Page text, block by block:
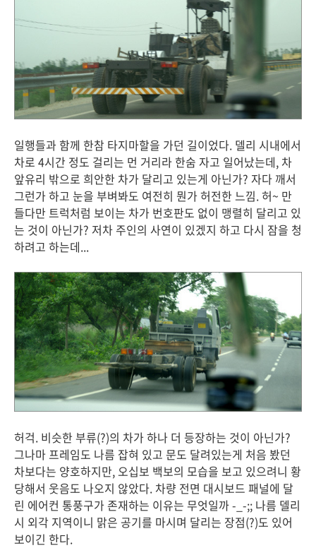
일행들과 함께 한참 타지마할을 가던 길이었다. 델리 시내에서
차로 4시간 정도 걸리는 먼 거리라 한숨 자고 일어났는데, 차
앞유리 밖으로 희안한 차가 달리고 있는게 아닌가? 자다 깨서
그런가 하고 눈을 부벼봐도 여전히 뭔가 허전한 느낌. 허~ 만
들다만 트럭처럼 보이는 차가 번호판도 없이 맹렬히 달리고 있
는 것이 아닌가? 저차 주인의 사연이 있겠지 하고 다시 잠을 청
하려고 하는데...
허걱. 비슷한 부류(?)의 차가 하나 더 등장하는 것이 아닌가?
그나마 프레임도 나름 잡혀 있고 문도 달려있는게 처음 봤던
차보다는 양호하지만, 오십보 백보의 모습을 보고 있으려니 황
당해서 웃음도 나오지 않았다. 차량 전면 대시보드 패널에 달
린 에어컨 통풍구가 존재하는 이유는 무엇일까 -_-;; 나름 델리
시 외각 지역이니 맑은 공기를 마시며 달리는 장점(?)도 있어
보이긴 한다.